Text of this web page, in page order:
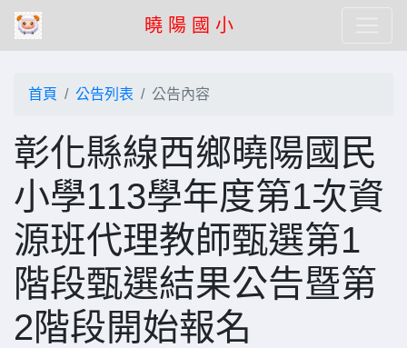
曉 陽 國 小
首頁 公告列表 公告內容
彰化縣線西鄉曉陽國民
小學113學年度第1次資
源班代理教師甄選第1
階段甄選結果公告暨第
2階段開始報名